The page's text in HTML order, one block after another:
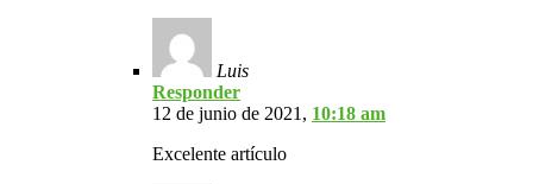
Luis
Responder
12 de junio de 2021, 10:18 am
Excelente artículo